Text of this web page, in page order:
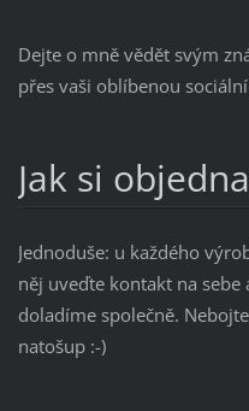
Dejte o mně vědět svým
přes vaši oblíbenou
Jak si
Jednoduše: u každého
něj uveďte kontakt na
doladíme společně.
natošup :-)